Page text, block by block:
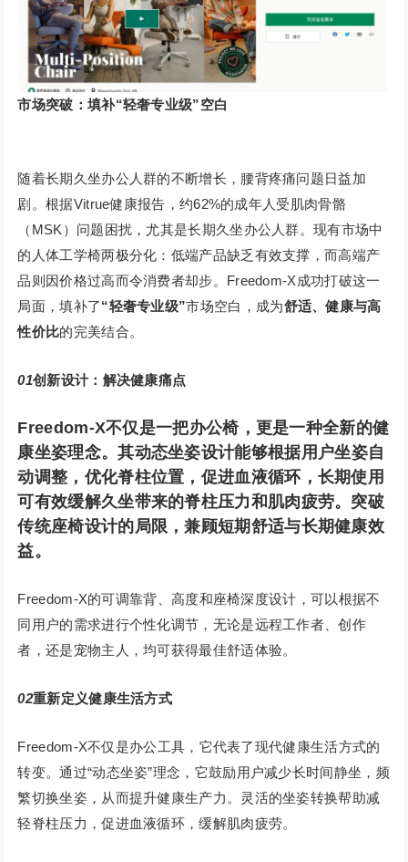
市场突破：填补“轻奢专业级”空白
随着长期久坐办公人群的不断增长，腰背疼痛问题日益加
剧。根据Vitrue健康报告，约62%的成年人受肌肉骨骼
（MSK）问题困扰，尤其是长期久坐办公人群。现有市场中
的人体工学椅两极分化：低端产品缺乏有效支撑，而高端产
品则因价格过高而令消费者却步。Freedom-X成功打破这一
局面，填补了“轻奢专业级”市场空白，成为舒适、健康与高
性价比的完美结合。
01创新设计：解决健康痛点
Freedom-X不仅是一把办公椅，更是一种全新的健
康坐姿理念。其动态坐姿设计能够根据用户坐姿自
动调整，优化脊柱位置，促进血液循环，长期使用
可有效缓解久坐带来的脊柱压力和肌肉疲劳。突破
传统座椅设计的局限，兼顾短期舒适与长期健康效
益。
Freedom-X的可调靠背、高度和座椅深度设计，可以根据不
同用户的需求进行个性化调节，无论是远程工作者、创作
者，还是宠物主人，均可获得最佳舒适体验。
02重新定义健康生活方式
Freedom-X不仅是办公工具，它代表了现代健康生活方式的
转变。通过“动态坐姿”理念，它鼓励用户减少长时间静坐，频
繁切换坐姿，从而提升健康生产力。灵活的坐姿转换帮助减
轻脊柱压力，促进血液循环，缓解肌肉疲劳。